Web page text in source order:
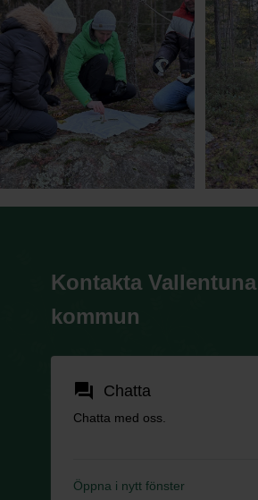
Kontakta Vallentuna
kommun
forum Chatta
Chatta med oss.
Öppna i nytt fönster